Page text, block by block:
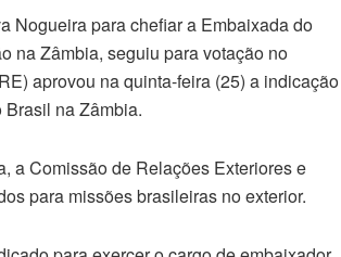
Nogueira para chefiar a Embaixada do
na Zâmbia, seguiu para votação no
aprovou na quinta-feira (25) a indicação
na Zâmbia.
a Comissão de Relações Exteriores e
para missões brasileiras no exterior.